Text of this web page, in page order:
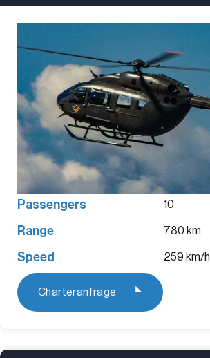
Passengers 10
Range 780 km
Speed 259 km/h
Charteranfrage